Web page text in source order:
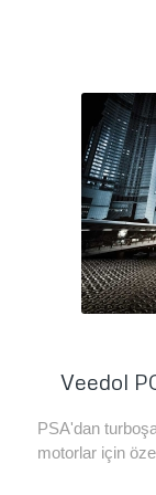
Veedol
PSA'dan
motorlar için